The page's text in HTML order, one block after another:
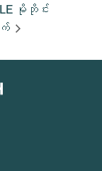
မိုဘိုင်း